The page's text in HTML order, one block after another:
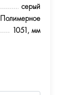
серый
Полимерное
1051, мм